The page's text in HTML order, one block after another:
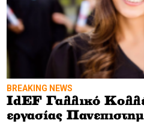
BREAKING NEWS
IdEF Γαλλικό
εργασίας